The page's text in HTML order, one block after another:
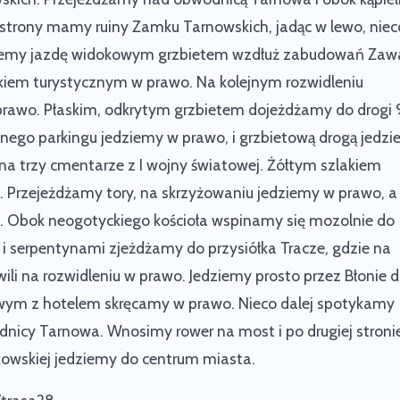
mamy ruiny Zamku Tarnowskich, jadąc w lewo,
jazdę widokowym grzbietem wzdłuż zabudowań
turystycznym w prawo. Na kolejnym rozwidleniu
Płaskim, odkrytym grzbietem dojeżdżamy do drogi
parkingu jedziemy w prawo, i grzbietową drogą
trzy cmentarze z I wojny światowej. Żółtym szlakiem
tory, na skrzyżowaniu jedziemy w prawo,
neogotyckiego kościoła wspinamy się mozolnie do
serpentynami zjeżdżamy do przysiółka Tracze, gdzie na
na rozwidleniu w prawo. Jedziemy prosto przez Błonie
z hotelem skręcamy w prawo. Nieco dalej spotykamy
Tarnowa. Wnosimy rower na most i po drugiej
jedziemy do centrum miasta.